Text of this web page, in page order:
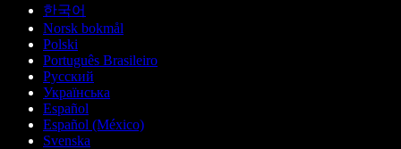
한국어
Norsk bokmål
Polski
Português Brasileiro
Русский
Українська
Español
Español (México)
Svenska